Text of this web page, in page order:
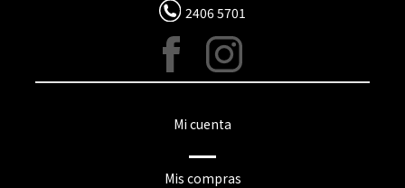
2406 5701
Mi cuenta
Mis compras